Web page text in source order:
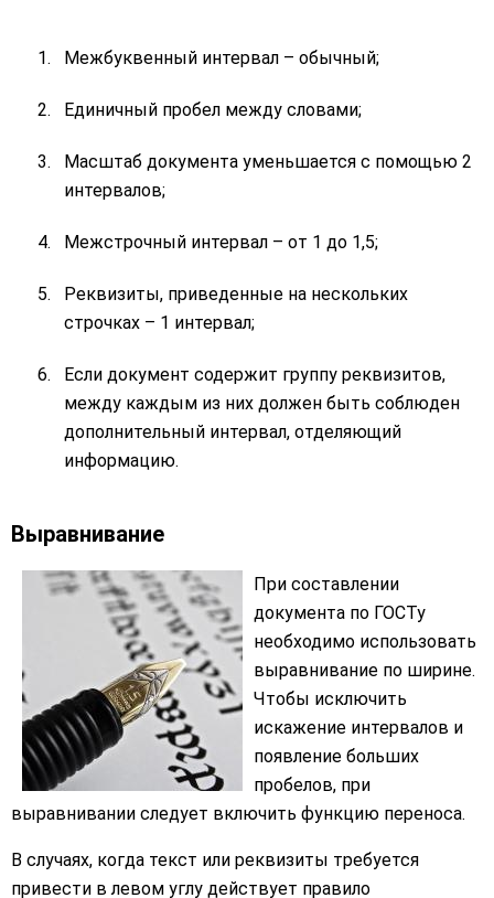
Межбуквенный интервал – обычный;
Единичный пробел между словами;
Масштаб документа уменьшается с помощью 2
интервалов;
Межстрочный интервал – от 1 до 1,5;
Реквизиты, приведенные на нескольких
строчках – 1 интервал;
Если документ содержит группу реквизитов,
между каждым из них должен быть соблюден
дополнительный интервал, отделяющий
информацию.
Выравнивание
При составлении
документа по ГОСТу
необходимо использовать
выравнивание по ширине.
Чтобы исключить
искажение интервалов и
появление больших
пробелов, при
выравнивании следует включить функцию переноса.
В случаях, когда текст или реквизиты требуется
привести в левом углу действует правило